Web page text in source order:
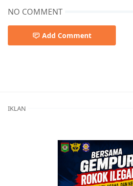
NO COMMENT
Add Comment
IKLAN